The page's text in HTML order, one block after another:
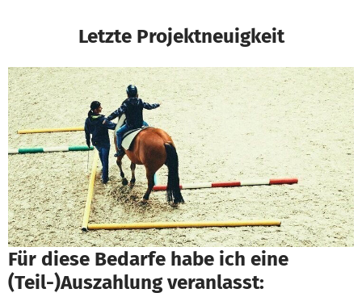
Letzte Projektneuigkeit
Für diese Bedarfe habe ich eine
(Teil-)Auszahlung veranlasst: